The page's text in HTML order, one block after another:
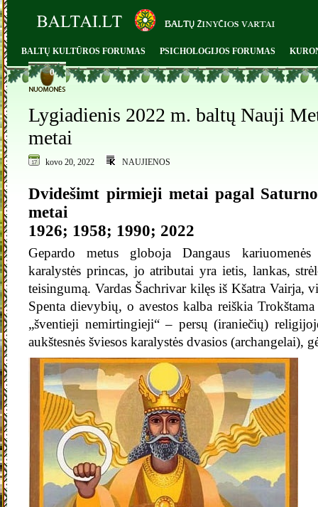
BALTŲ KULTŪROS FORUMAS PSICHOLOGIJOS FORUMAS
0
Lygiadienis 2022 m. baltų Nauji
metai
kovo 20, 2022 NAUJIENOS
Dvidešimt pirmieji metai pagal
metai
1926; 1958; 1990; 2022
Gepardo metus globoja Dangaus
karalystės princas, jo atributai yra ietis, lankas,
teisingumą. Vardas Šachrivar kilęs iš Kšatra Vairja,
Spenta dievybių, o avestos kalba reiškia
„šventieji nemirtingieji“ – persų (iraniečių)
aukštesnės šviesos karalystės dvasios (archangelai),